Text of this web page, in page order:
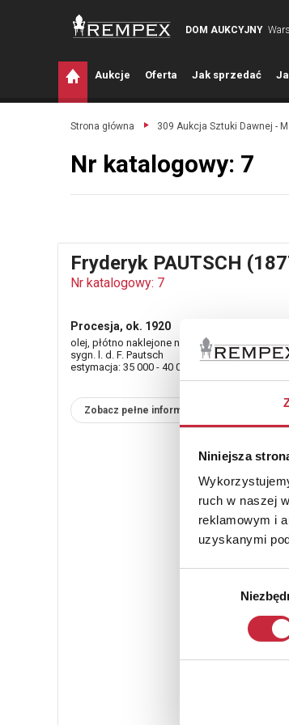
Niniejsza
ruch w naszej
reklamowym i
uzyskanymi
DOM AUKCYJNY
Aukcje Oferta Jak sprzedać J
Strona główna 309 Aukcja Sztuki Dawnej -
Nr katalogowy: 7
Fryderyk PAUTSCH
Nr katalogowy: 7
Procesja, ok. 1920
olej, płótno naklejone na tekturę; 67 x 91 cm;
sygn. l. d. F. Pautsch
estymacja: 35 000 - 40 000 zł
Zobacz pełne informacje